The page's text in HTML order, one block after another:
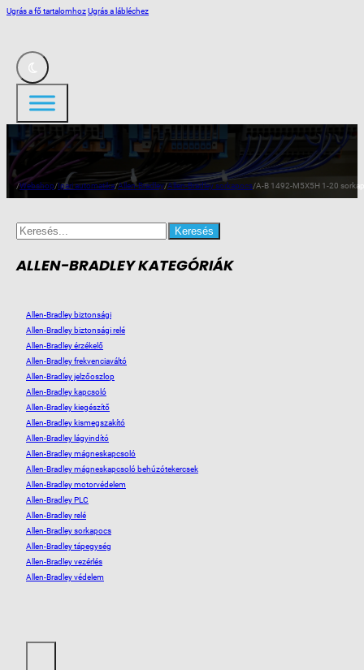
Ugrás a fő tartalomhozUgrás a lábléchez
/Webshop/Ipari automatika/Allen-Bradley/Allen-Bradley sorkapocs/A-B 1492-M5X5H 1-20
Search
for:
ALLEN-BRADLEY KATEGÓRIÁK
Allen-Bradley biztonsági
Allen-Bradley biztonsági relé
Allen-Bradley érzékelő
Allen-Bradley frekvenciaváltó
Allen-Bradley jelzőoszlop
Allen-Bradley kapcsoló
Allen-Bradley kiegészítő
Allen-Bradley kismegszakító
Allen-Bradley lágyindító
Allen-Bradley mágneskapcsoló
Allen-Bradley mágneskapcsoló behúzótekercsek
Allen-Bradley motorvédelem
Allen-Bradley PLC
Allen-Bradley relé
Allen-Bradley sorkapocs
Allen-Bradley tápegység
Allen-Bradley vezérlés
Allen-Bradley védelem